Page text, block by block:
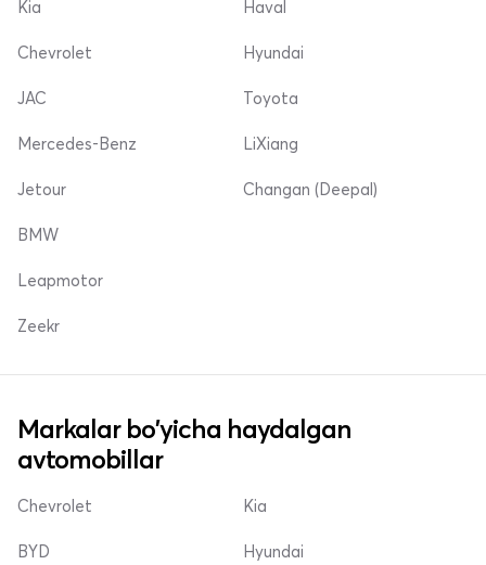
Kia
Chevrolet
Haval
Hyundai
JAC
Mercedes-Benz
Jetour
Toyota
LiXiang
Changan (Deepal)
BMW
Leapmotor
Zeekr
Markalar bo'yicha haydalgan
avtomobillar
Chevrolet
BYD
Kia
Hyundai